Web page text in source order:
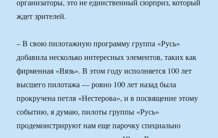
организаторы, это не единственный сюрприз, который
ждет зрителей.
– В свою пилотажную программу группа «Русь»
добавила несколько интересных элементов, таких как
фирменная «Вязь». В этом году исполняется 100 лет
высшего пилотажа — ровно 100 лет назад была
прокручена петля «Нестерова», и в посвящение этому
событию, я думаю, пилоты группы «Русь»
продемонстрируют нам еще парочку специально